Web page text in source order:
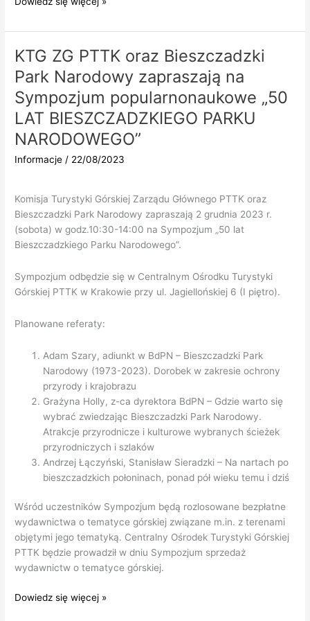
PTTK
KTG ZG PTTK oraz Bieszczadzki
Park Narodowy zapraszają na
Sympozjum popularnonaukowe „50
LAT BIESZCZADZKIEGO PARKU
NARODOWEGO”
Informacje / 22/08/2023
Komisja Turystyki Górskiej Zarządu Głównego PTTK oraz
Bieszczadzki Park Narodowy zapraszają 2 grudnia 2023 r.
(sobota) w godz.10:30-14:00 na Sympozjum „50 lat
Bieszczadzkiego Parku Narodowego”.
Sympozjum odbędzie się w Centralnym Ośrodku Turystyki
Górskiej PTTK w Krakowie przy ul. Jagiellońskiej 6 (I piętro).
Planowane referaty:
Adam Szary, adiunkt w BdPN – Bieszczadzki Park
Narodowy (1973-2023). Dorobek w zakresie ochrony
przyrody i krajobrazu
Grażyna Holly, z-ca dyrektora BdPN – Gdzie warto się
wybrać zwiedzając Bieszczadzki Park Narodowy.
Atrakcje przyrodnicze i kulturowe wybranych ścieżek
przyrodniczych i szlaków
Andrzej Łączyński, Stanisław Sieradzki – Na nartach po
bieszczadzkich połoninach, ponad pół wieku temu i dziś
Wśród uczestników Sympozjum będą rozlosowane bezpłatne
wydawnictwa o tematyce górskiej związane m.in. z terenami
objętymi jego tematyką. Centralny Ośrodek Turystyki Górskiej
PTTK będzie prowadził w dniu Sympozjum sprzedaż
wydawnictw o tematyce górskiej.
KTG
Dowiedz się więcej »